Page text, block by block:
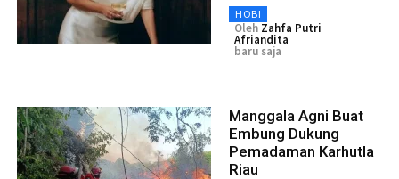
HOBI
Oleh Zahfa Putri
Afriandita
baru saja
Manggala Agni Buat
Embung Dukung
Pemadaman Karhutla
Riau